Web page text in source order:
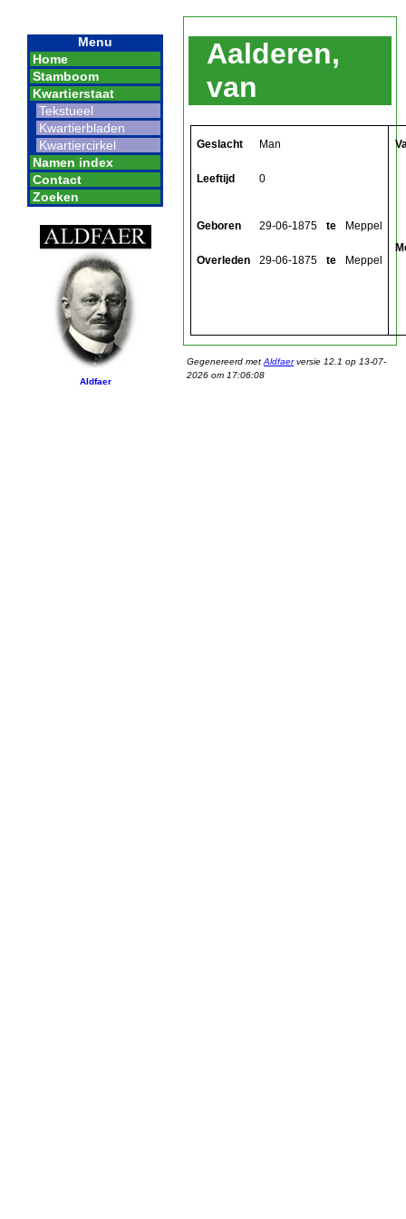
Menu
Home
Stamboom
Kwartierstaat
Tekstueel
Kwartierbladen
Kwartiercirkel
Namen index
Contact
Zoeken
Aldfaer
Aalderen,
van
Geslacht Man
Leeftijd 0
Geboren 29-06-1875 te Meppel
Overleden 29-06-1875 te Meppel
Gegenereerd met Aldfaerversie 12.1 op 13-07-
2026 om 17:06:08